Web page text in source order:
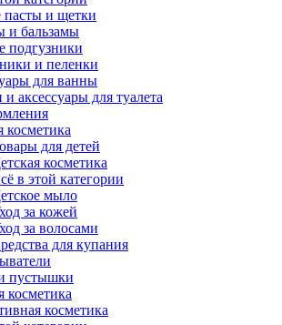
пасты и щетки
и бальзамы
подгузники
и пеленки
для ванны
аксессуары для туалета
косметика
для детей
косметика
в этой категории
мыло
за кожей
за волосами
для купания
пустышки
косметика
косметика